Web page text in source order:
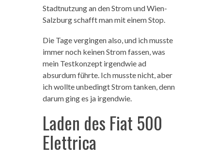
Stadtnutzung an den Strom und Wien-
Salzburg schafft man mit einem Stop.
Die Tage vergingen also, und ich musste
immer noch keinen Strom fassen, was
mein Testkonzept irgendwie ad
absurdum führte. Ich musste nicht, aber
ich wollte unbedingt Strom tanken, denn
darum ging es ja irgendwie.
Laden des Fiat 500
Elettrica